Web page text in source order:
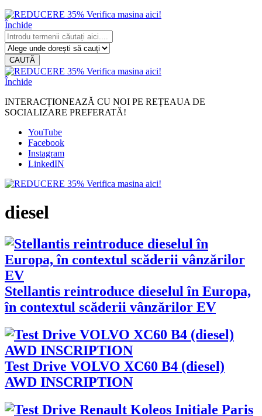
Închide
CAUTĂ
Închide
INTERACȚIONEAZĂ CU NOI PE REȚEAUA DE
SOCIALIZARE PREFERATĂ!
YouTube
Facebook
Instagram
LinkedIN
diesel
Stellantis reintroduce dieselul în Europa,
în contextul scăderii vânzărilor EV
Test Drive VOLVO XC60 B4 (diesel)
AWD INSCRIPTION